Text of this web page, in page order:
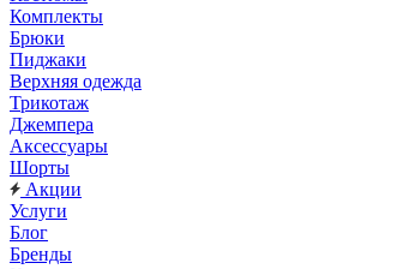
Комплекты
Брюки
Пиджаки
Верхняя одежда
Трикотаж
Джемпера
Аксессуары
Шорты
Акции
Услуги
Блог
Бренды